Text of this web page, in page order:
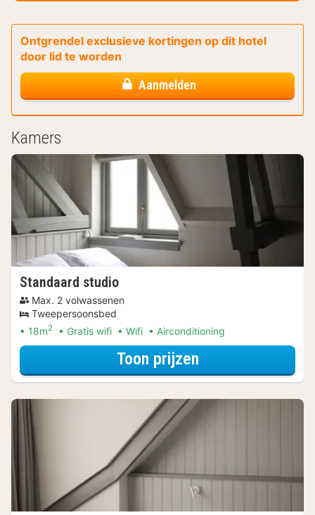
Ontgrendel exclusieve kortingen op dit hotel
door lid te worden
Aanmelden
Kamers
Standaard studio
Max. 2 volwassenen
Tweepersoonsbed
18m2 Gratis wifi Wifi Airconditioning
Toon prijzenvoor Beleef de